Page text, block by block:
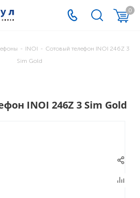
0
- INOI - Cотовый телефон INOI 246Z 3
Sim Gold
INOI 246Z 3 Sim Gold